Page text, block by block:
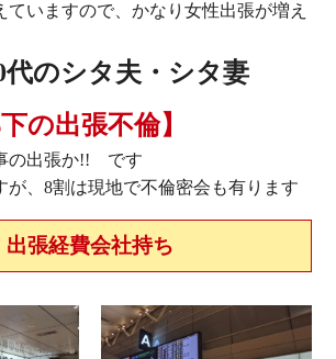
ていますので、かなり女性出張が増え
代のシタ夫・シタ妻
の出張不倫】
の出張か!! です
が、8割は現地で不倫密会も有ります
出張経費会社持ち